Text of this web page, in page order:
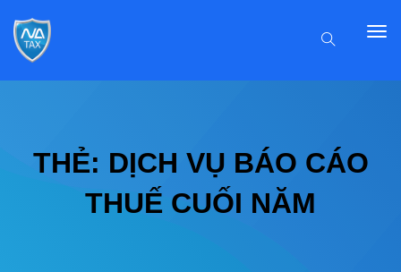
THẺ: DỊCH VỤ BÁO CÁO
THUẾ CUỐI NĂM